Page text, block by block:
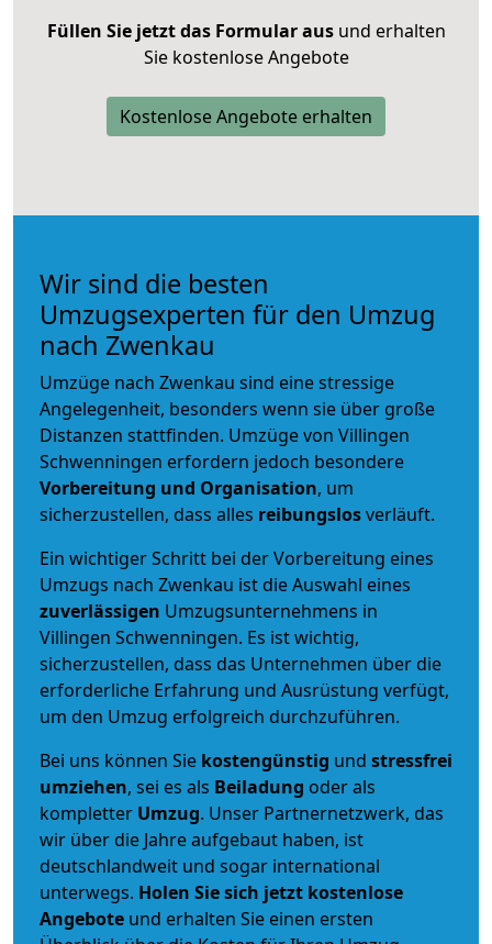
Füllen Sie jetzt das Formular ausund erhalten
Sie kostenlose Angebote
Kostenlose Angebote erhalten
Wir sind die besten
Umzugsexperten für den Umzug
nach Zwenkau
Umzüge nach Zwenkau sind eine stressige
Angelegenheit, besonders wenn sie über große
Distanzen stattfinden. Umzüge von Villingen
Schwenningen erfordern jedoch besondere
Vorbereitung und Organisation, um
sicherzustellen, dass alles reibungslosverläuft.
Ein wichtiger Schritt bei der Vorbereitung eines
Umzugs nach Zwenkau ist die Auswahl eines
zuverlässigen Umzugsunternehmens in
Villingen Schwenningen. Es ist wichtig,
sicherzustellen, dass das Unternehmen über die
erforderliche Erfahrung und Ausrüstung verfügt,
um den Umzug erfolgreich durchzuführen.
Bei uns können Sie kostengünstig und stressfrei
umziehen, sei es als Beiladung oder als
kompletter Umzug. Unser Partnernetzwerk, das
wir über die Jahre aufgebaut haben, ist
deutschlandweit und sogar international
unterwegs. Holen Sie sich jetzt kostenlose
Angebote und erhalten Sie einen ersten